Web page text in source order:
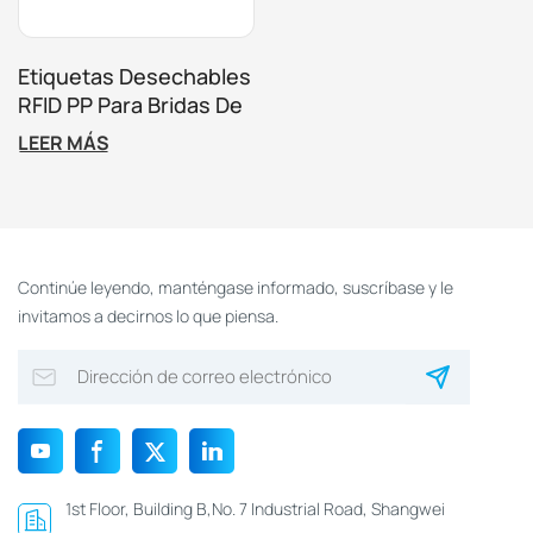
Etiquetas Desechables
RFID PP Para Bridas De
Cables Con Hebilla
Metálica De 860 A 960
LEER MÁS
Continúe leyendo, manténgase informado, suscríbase y le
invitamos a decirnos lo que piensa.
1st Floor, Building B,No. 7 Industrial Road, Shangwei